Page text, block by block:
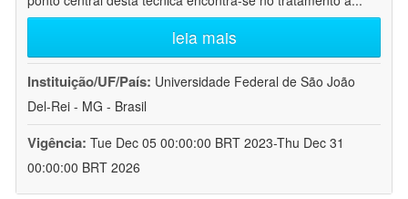
leia mais
Instituição/UF/País: Universidade Federal de São João
Del-Rei - MG - Brasil
Vigência: Tue Dec 05 00:00:00 BRT 2023-Thu Dec 31
00:00:00 BRT 2026